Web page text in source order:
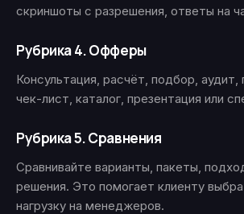
скриншоты с разрешения, ответы на
Рубрика 4. Офферы
Консультация, расчёт, подбор,
чек-лист, каталог, презентация или
Рубрика 5. Сравнения
Сравнивайте варианты, пакеты,
решения. Это помогает клиенту
нагрузку на менеджеров.